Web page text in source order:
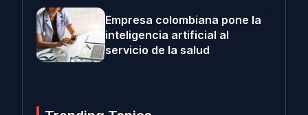
Empresa colombiana pone la
inteligencia artificial al
servicio de la salud